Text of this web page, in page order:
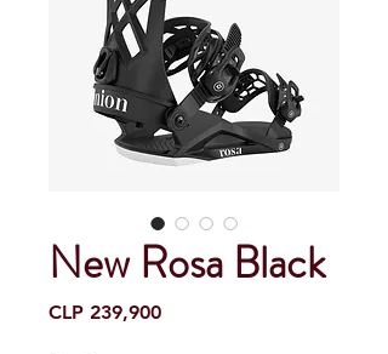
New Rosa Black
CLP 239,900Price